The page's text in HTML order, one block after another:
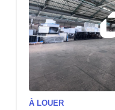
À LOUER